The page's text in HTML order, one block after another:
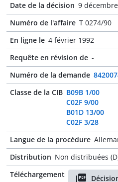
Date de la décision 9
Numéro de l'affaire T 0274/90
En ligne le 4 février 1992
Requête en révision de -
Numéro de la demande
Classe de la CIB B09B 1/00
C02F 9/00
B01D 13/00
C02F 3/28
Langue de la procédure
Distribution Non distribuées
Téléchargement